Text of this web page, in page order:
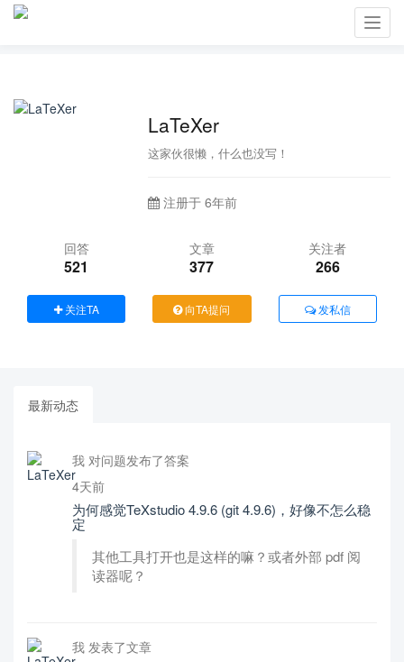
LaTeXer
这家伙很懒，什么也没写！
注册于 6年前
回答
521
文章
377
关注者
266
关注TA 向TA提问 发私信
最新动态
我 对问题发布了答案
4天前
为何感觉TeXstudio 4.9.6 (git 4.9.6)，好像不怎么稳
定
其他工具打开也是这样的嘛？或者外部 pdf 阅
读器呢？
我 发表了文章